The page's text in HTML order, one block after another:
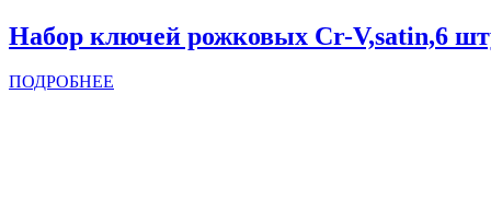
Набор ключей рожковых Cr-V,satin,6
ПОДРОБНЕЕ